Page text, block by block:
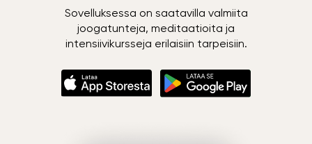
Sovelluksessa on saatavilla valmiita
joogatunteja, meditaatioita ja
intensiivikursseja erilaisiin tarpeisiin.